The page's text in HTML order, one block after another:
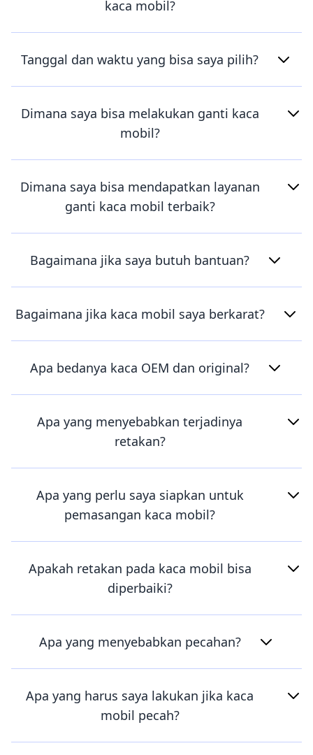
kaca mobil?
Tanggal dan waktu yang bisa saya pilih?
Dimana saya bisa melakukan ganti kaca
mobil?
Dimana saya bisa mendapatkan layanan
ganti kaca mobil terbaik?
Bagaimana jika saya butuh bantuan?
Bagaimana jika kaca mobil saya berkarat?
Apa bedanya kaca OEM dan original?
Apa yang menyebabkan terjadinya
retakan?
Apa yang perlu saya siapkan untuk
pemasangan kaca mobil?
Apakah retakan pada kaca mobil bisa
diperbaiki?
Apa yang menyebabkan pecahan?
Apa yang harus saya lakukan jika kaca
mobil pecah?